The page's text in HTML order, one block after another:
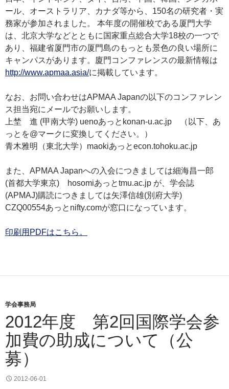
ール、オーストラリア、カナダ等から、150名の研究者・実
務家が参加されました。 本年度の開催校である厦門大学
は、北京大学などとともに国家重点総合大学18校の一つで
あり、福建省厦門市の厦門島のもっとも景色の良い場所に
キャンパスがあります。廈門コンファレンスの最新情報は
http://www.apmaa.asia/に掲載しています。
なお、お問い合わせはAPMAA Japanの以下のコンファレン
ス担当宛にメールでお願いします。
上埜 進 (甲南大学) uenoあっとkonan-u.ac.jp （以下、あ
っとを@マークに変換してください。）
青木雅明（東北大学）maokiあっとecon.tohoku.ac.jp
また、APMAA Japanへの入会につきましては細海昌一郎
(首都大学東京) hosomiあっとtmu.ac.jp が、学会誌
(APMAJ)購読につきましては矢澤信雄(別府大学)
CZQ00554あっとnifty.comが窓口になっています。
印刷用PDFはこちら。
学会事務局
2012年度 第2回国際学会参
加費の助成について（公
募）
2012-06-01